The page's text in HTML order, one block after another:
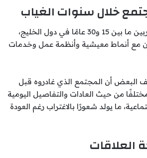
أمضى كثير من المغتربين ما بين 15 و30 عامًا في دول الخليج،
مع أنماط معيشية وأنظمة عمل وخدمات
البعض أن المجتمع الذي غادروه قبل
من حيث العادات والتفاصيل اليومية
ما يولد شعورًا بالاغتراب رغم العودة